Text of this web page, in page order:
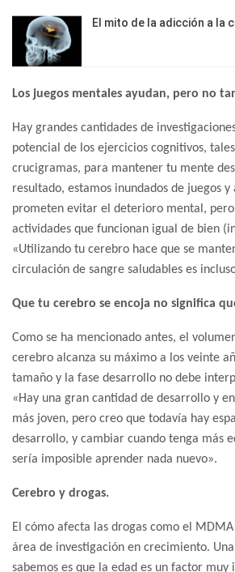
El mito de la adicción a la
Los juegos mentales ayudan, pero no
Hay grandes cantidades de
potencial de los ejercicios cognitivos,
crucigramas, para mantener tu mente
resultado, estamos inundados de juegos y
prometen evitar el deterioro mental,
actividades que funcionan igual de bien
«Utilizando tu cerebro hace que se
circulación de sangre saludables es
Que tu cerebro se encoja no significa
Como se ha mencionado antes, el
cerebro alcanza su máximo a los veinte
tamaño y la fase desarrollo no debe
«Hay una gran cantidad de desarrollo y
más joven, pero creo que todavía hay
desarrollo, y cambiar cuando tenga más
sería imposible aprender nada nuevo».
Cerebro y drogas.
El cómo afecta las drogas como el
área de investigación en crecimiento.
sabemos es que la edad es un factor